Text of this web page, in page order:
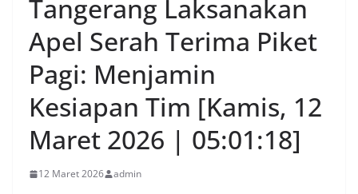
Tangerang Laksanakan
Apel Serah Terima Piket
Pagi: Menjamin
Kesiapan Tim [Kamis, 12
Maret 2026 | 05:01:18]
12 Maret 2026 admin